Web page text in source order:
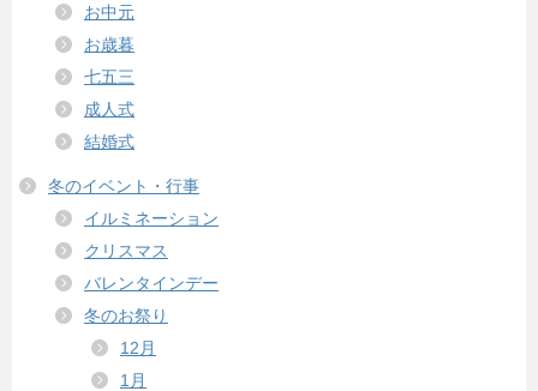
お中元
お歳暮
七五三
成人式
結婚式
冬のイベント・行事
イルミネーション
クリスマス
バレンタインデー
冬のお祭り
12月
1月